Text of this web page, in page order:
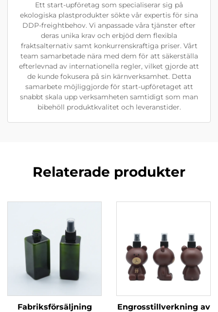
Ett start-upföretag som specialiserar sig på
ekologiska plastprodukter sökte vår expertis för sina
DDP-freightbehov. Vi anpassade våra tjänster efter
deras unika krav och erbjöd dem flexibla
fraktsalternativ samt konkurrenskraftiga priser. Vårt
team samarbetade nära med dem för att säkerställa
efterlevnad av internationella regler, vilket gjorde att
de kunde fokusera på sin kärnverksamhet. Detta
samarbete möjliggjorde för start-upföretaget att
snabbt skala upp verksamheten samtidigt som man
bibehöll produktkvalitet och leveranstider.
Relaterade produkter
Fabriksförsäljning Engrosstillverkning av